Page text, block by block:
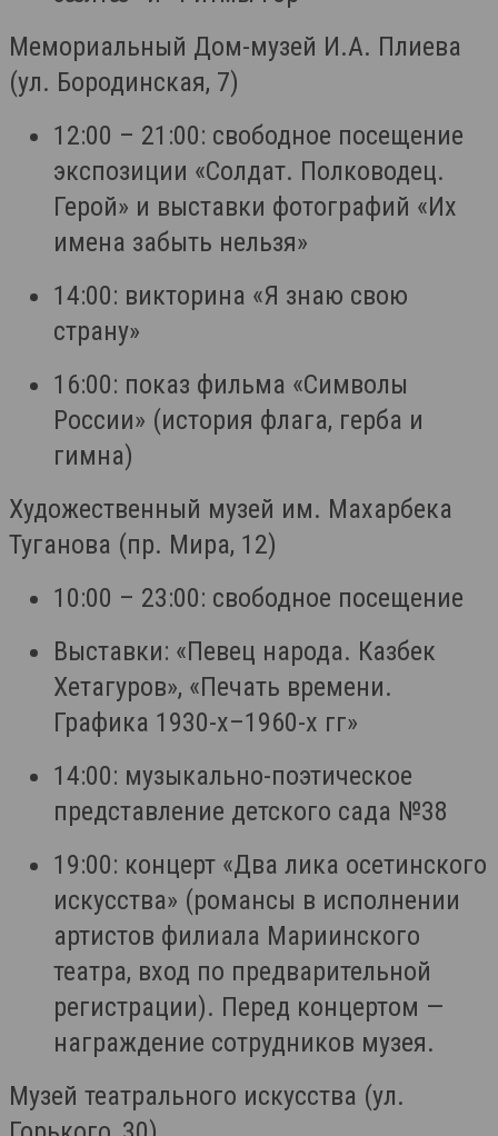
Мемориальный Дом-музей И.А. Плиева
(ул. Бородинская, 7)
12:00 – 21:00: свободное посещение
экспозиции «Солдат. Полководец.
Герой» и выставки фотографий «Их
имена забыть нельзя»
14:00: викторина «Я знаю свою
страну»
16:00: показ фильма «Символы
России» (история флага, герба и
гимна)
Художественный музей им. Махарбека
Туганова (пр. Мира, 12)
10:00 – 23:00: свободное посещение
Выставки: «Певец народа. Казбек
Хетагуров», «Печать времени.
Графика 1930-х–1960-х гг»
14:00: музыкально-поэтическое
представление детского сада №38
19:00: концерт «Два лика осетинского
искусства» (романсы в исполнении
артистов филиала Мариинского
театра, вход по предварительной
регистрации). Перед концертом —
награждение сотрудников музея.
Музей театрального искусства (ул.